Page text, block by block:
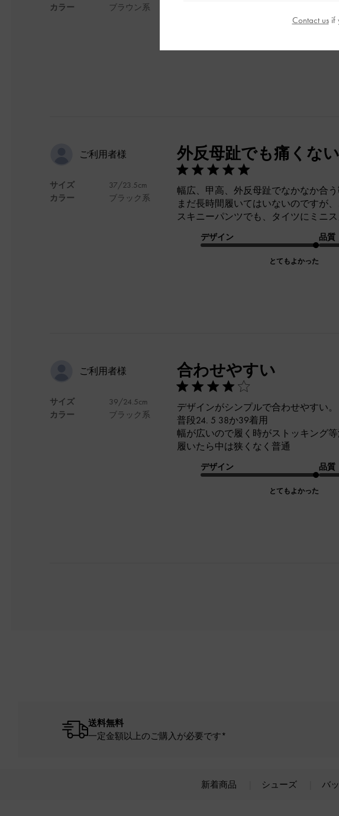
カラー
ブラウン系
品質
ご利用者様
サイズ
カラー
37/23.5cm
ブラック系
外反母趾でも痛くない
幅広、甲高、外反母趾でなかなか合
まだ長時間履いてはいないのですが
スキニーパンツでも、タイツにミニ
デザイン
とてもよかった
品質
ご利用者様
サイズ
カラー
39/24.5cm
ブラック系
合わせやすい
デザインがシンプルで合わせやすい。
普段24. 5 38か39着用
幅が広いので履く時がストッキング
履いたら中は狭くなく普通
デザイン
とてもよかった
品質
送料無料
一定金額以上のご購入が必要です*
新着商品 シューズ バ
Contact usif